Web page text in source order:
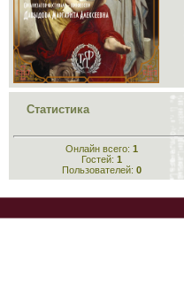
Статистика
Онлайн всего: 1
Гостей: 1
Пользователей: 0